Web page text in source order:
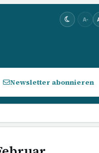
A-
Newsletter abonnieren